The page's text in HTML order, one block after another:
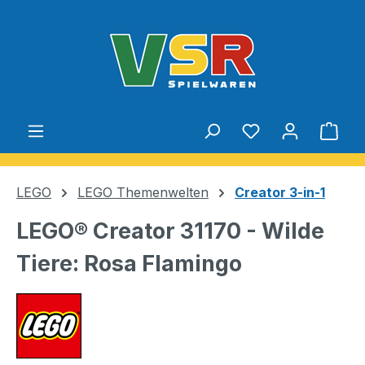
Du hast 0
LEGO LEGO Themenwelten Creator 3-in-1
LEGO® Creator 31170 - Wilde
Tiere: Rosa Flamingo